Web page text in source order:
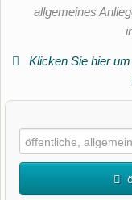
allgemeines
Klicken Sie hier